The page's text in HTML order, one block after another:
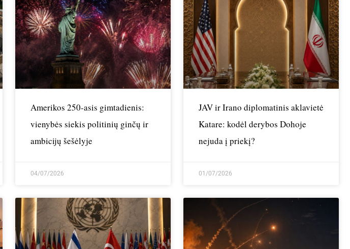
Amerikos 250-asis gimtadienis:
vienybės siekis politinių ginčų ir
ambicijų šešėlyje
04/07/2026
JAV ir Irano diplomatinis aklavietė
Katare: kodėl derybos Dohoje
nejuda į priekį?
01/07/2026